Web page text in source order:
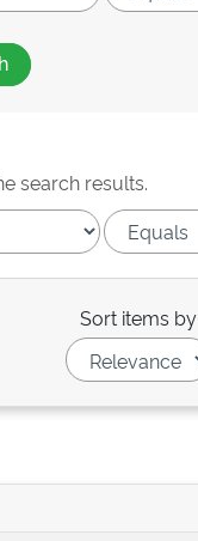
search results.
Sort items by